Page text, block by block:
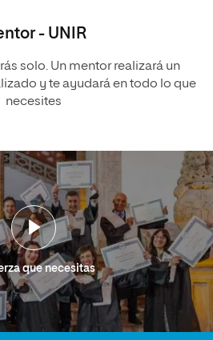
- UNIR
solo. Un mentor realizará un
y te ayudará en todo lo que
necesites
que necesitas